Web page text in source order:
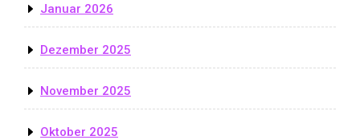
Januar 2026
Dezember 2025
November 2025
Oktober 2025